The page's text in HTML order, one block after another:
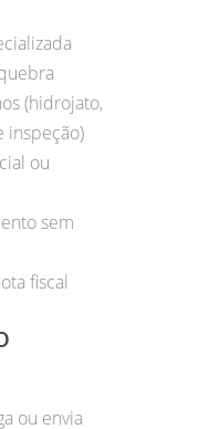
(hidrojato,
inspeção)
ou
sem
fiscal
ou envia